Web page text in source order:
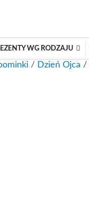
WG RODZAJU
/ Dzień Ojca /